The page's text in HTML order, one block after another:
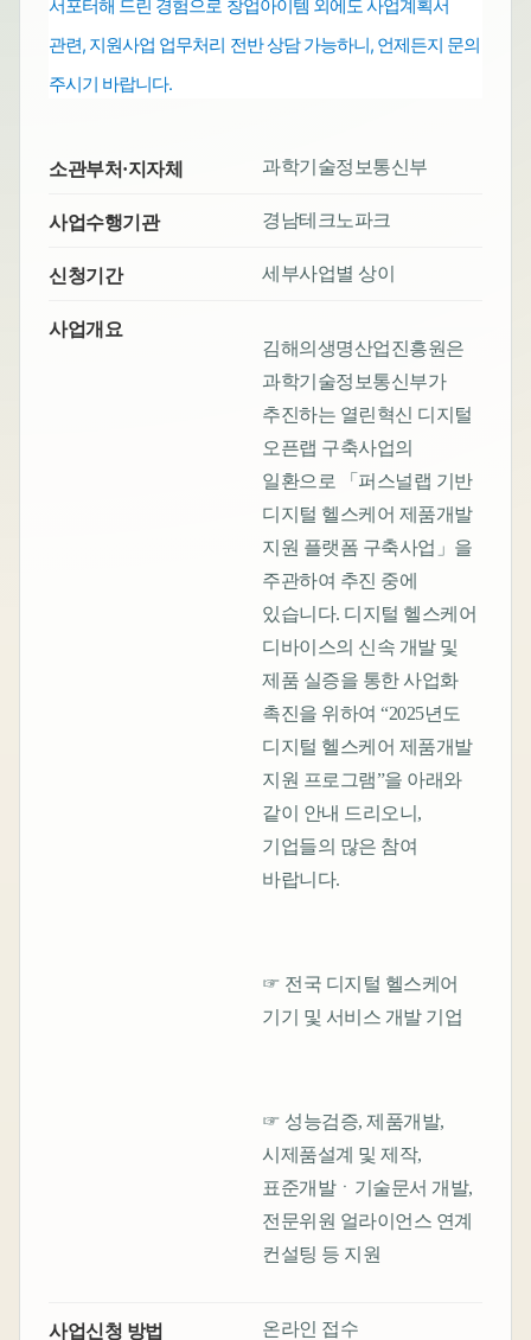
서포터해 드린 경험으로 창업아이템 외에도사업계획서
관련, 지원사업 업무처리 전반상담 가능하니, 언제든지 문의
주시기 바랍니다.
소관부처·지자체 과학기술정보통신부
사업수행기관 경남테크노파크
신청기간 세부사업별 상이
사업개요
김해의생명산업진흥원은
과학기술정보통신부가
추진하는 열린혁신 디지털
오픈랩 구축사업의
일환으로 「퍼스널랩 기반
디지털 헬스케어 제품개발
지원 플랫폼 구축사업」을
주관하여 추진 중에
있습니다. 디지털 헬스케어
디바이스의 신속 개발 및
제품 실증을 통한 사업화
촉진을 위하여 “2025년도
디지털 헬스케어 제품개발
지원 프로그램”을 아래와
같이 안내 드리오니,
기업들의 많은 참여
바랍니다.
☞ 전국 디지털 헬스케어
기기 및 서비스 개발 기업
☞ 성능검증, 제품개발,
시제품설계 및 제작,
표준개발ㆍ기술문서 개발,
전문위원 얼라이언스 연계
컨설팅 등 지원
사업신청 방법 온라인 접수